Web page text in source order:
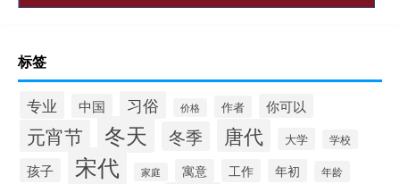
标签
专业 中国 习俗 价格 作者 你可以
元宵节 冬天 冬季 唐代 大学 学校
孩子 宋代 家庭 寓意 工作 年初 年龄